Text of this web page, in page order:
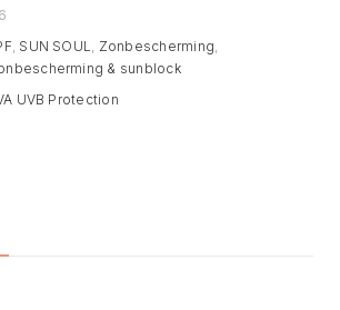
, SUN SOUL Zonbescherming
& sunblock
UVB Protection